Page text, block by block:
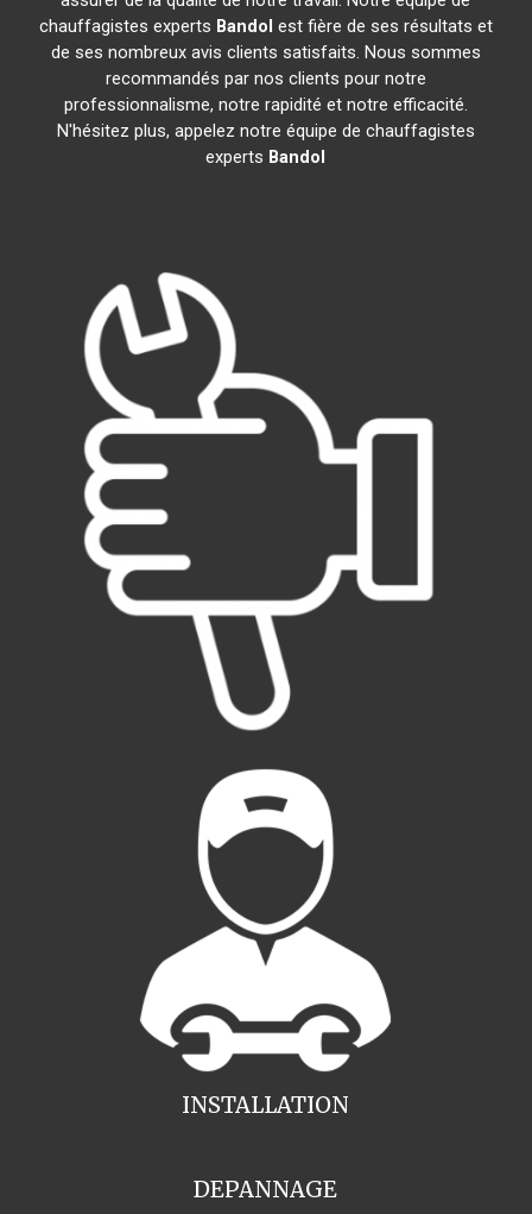
chauffagistes experts Bandol est fière de ses résultats et
de ses nombreux avis clients satisfaits. Nous sommes
recommandés par nos clients pour notre
professionnalisme, notre rapidité et notre efficacité.
N'hésitez plus, appelez notre équipe de chauffagistes
experts Bandol
INSTALLATION
DEPANNAGE